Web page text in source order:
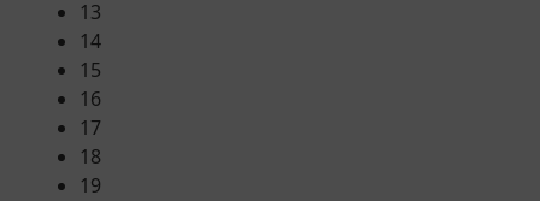
13
14
15
16
17
18
19